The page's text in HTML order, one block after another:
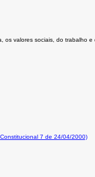
valores sociais, do trabalho
7 de 24/04/2000)